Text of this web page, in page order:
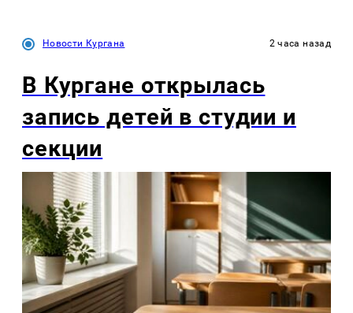
Новости Кургана 2 часа назад
В Кургане открылась
запись детей в студии и
секции